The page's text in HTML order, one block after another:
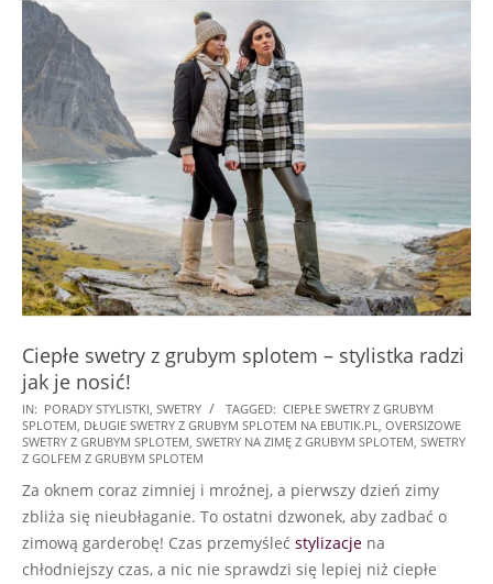
Ciepłe swetry z grubym splotem – stylistka radzi
jak je nosić!
2021-
12-
13
IN: PORADY STYLISTKI, SWETRY TAGGED: CIEPŁE SWETRY Z GRUBYM
SPLOTEM, DŁUGIE SWETRY Z GRUBYM SPLOTEM NA EBUTIK.PL, OVERSIZOWE
SWETRY Z GRUBYM SPLOTEM, SWETRY NA ZIMĘ Z GRUBYM SPLOTEM, SWETRY
Z GOLFEM Z GRUBYM SPLOTEM
Za oknem coraz zimniej i mroźnej, a pierwszy dzień zimy
zbliża się nieubłaganie. To ostatni dzwonek, aby zadbać o
zimową garderobę! Czas przemyśleć stylizacje na
chłodniejszy czas, a nic nie sprawdzi się lepiej niż ciepłe